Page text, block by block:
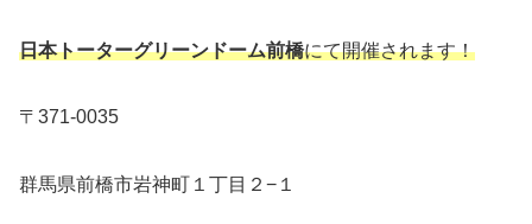
日本トーターグリーンドーム前橋にて開催されます！
〒371-0035
群馬県前橋市岩神町１丁目２−１